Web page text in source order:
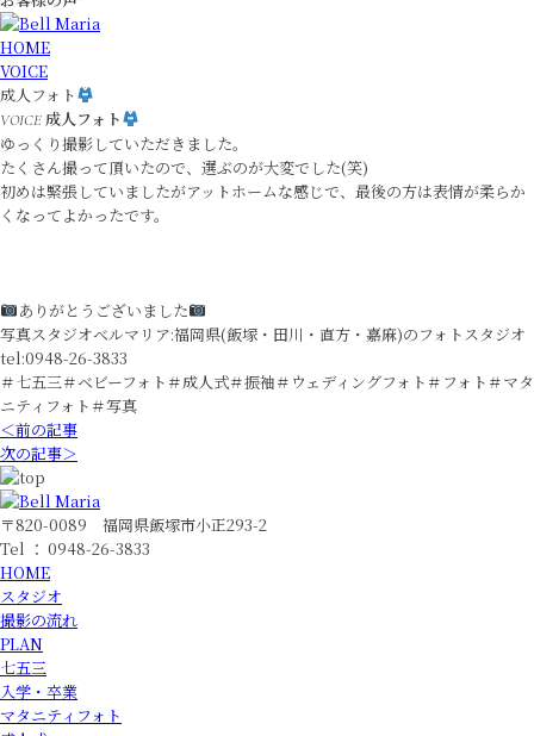
HOME
VOICE
成人フォト
VOICE 成人フォト
ゆっくり撮影していただきました。
たくさん撮って頂いたので、選ぶのが大変でした(笑)
初めは緊張していましたがアットホームな感じで、最後の方は表情が柔らか
くなってよかったです。
ありがとうございました
写真スタジオベルマリア:福岡県(飯塚・田川・直方・嘉麻)のフォトスタジオ
tel:0948-26-3833
＃七五三＃ベビーフォト＃成人式＃振袖＃ウェディングフォト＃フォト＃マタ
ニティフォト＃写真
＜前の記事
次の記事＞
〒820-0089 福岡県飯塚市小正293-2
Tel ： 0948-26-3833
HOME
スタジオ
撮影の流れ
PLAN
七五三
入学・卒業
マタニティフォト